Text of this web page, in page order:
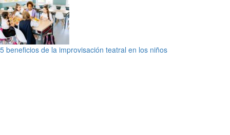
5 beneficios de la improvisación teatral en los niños